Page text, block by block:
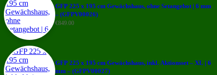
GFP 225 x 195 cm Gewächshaus, ohne Setangebot | 6 mm
– (GFPV00026)
€849.00
GFP 225 x 195 cm Gewächshaus, inkl. Aktionsset – XL | 6
mm – (GFPV00027)